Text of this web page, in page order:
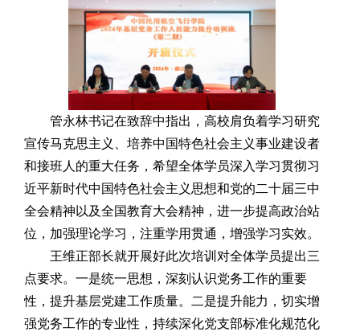
管永林书记在致辞中指出，高校肩负着学习研究
宣传马克思主义、培养中国特色社会主义事业建设者
和接班人的重大任务，希望全体学员深入学习贯彻习
近平新时代中国特色社会主义思想和党的二十届三中
全会精神以及全国教育大会精神，进一步提高政治站
位，加强理论学习，注重学用贯通，增强学习实效。
王维正部长就开展好此次培训对全体学员提出三
点要求。一是统一思想，深刻认识党务工作的重要
性，提升基层党建工作质量。二是提升能力，切实增
强党务工作的专业性，持续深化党支部标准化规范化